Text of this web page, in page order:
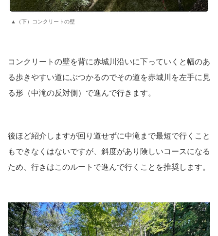
▲（下）コンクリートの壁
コンクリートの壁を背に赤城川沿いに下っていくと幅のあ
る歩きやすい道にぶつかるのでその道を赤城川を左手に見
る形（中滝の反対側）で進んで行きます。
後ほど紹介しますが回り道せずに中滝まで最短で行くこと
もできなくはないですが、斜度があり険しいコースになる
ため、行きはこのルートで進んで行くことを推奨します。